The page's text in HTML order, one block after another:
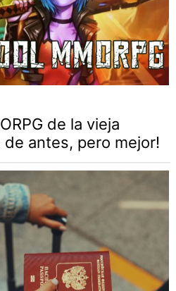
de la vieja
de antes, pero mejor!